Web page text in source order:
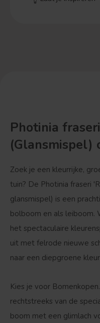
Photinia
(Glansmispel)
Zoek je een kleurrijke,
tuin? De Photinia fraseri
glansmispel) is een
bolboom en als leiboom.
het spectaculaire
uit met felrode nieuwe
naar een diepgroene
Kies je voor
rechtstreeks van de
boom met een glimlach